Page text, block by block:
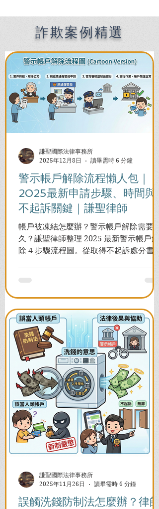
Filipinos in Taiwan:
Chien Sheng
International Law Firm
詐欺案例精選
警示帳戶解除流程懶人包｜
2025最新申請步驟、時間與
不起訴關鍵｜謙聖律師
帳戶被凍結怎麼辦？警示帳戶解除需要多
久？謙聖律師整理 2025 最新警示帳戶解
除 4 步驟流程圖。從取得不起訴處分書到
謙聖國際法律事務所
2025年12月8日
讀畢需時 6 分鐘
誤觸洗錢防制法怎麼辦？律師
謙聖國際法律事務所
2025年11月26日
讀畢需時 6 分鐘